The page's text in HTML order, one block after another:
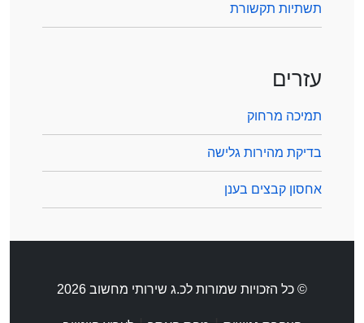
תשתיות תקשורת
עזרים
תמיכה מרחוק
בדיקת מהירות גלישה
אחסון קבצים בענן
© כל הזכויות שמורות לכ.ג שירותי מחשוב 2026